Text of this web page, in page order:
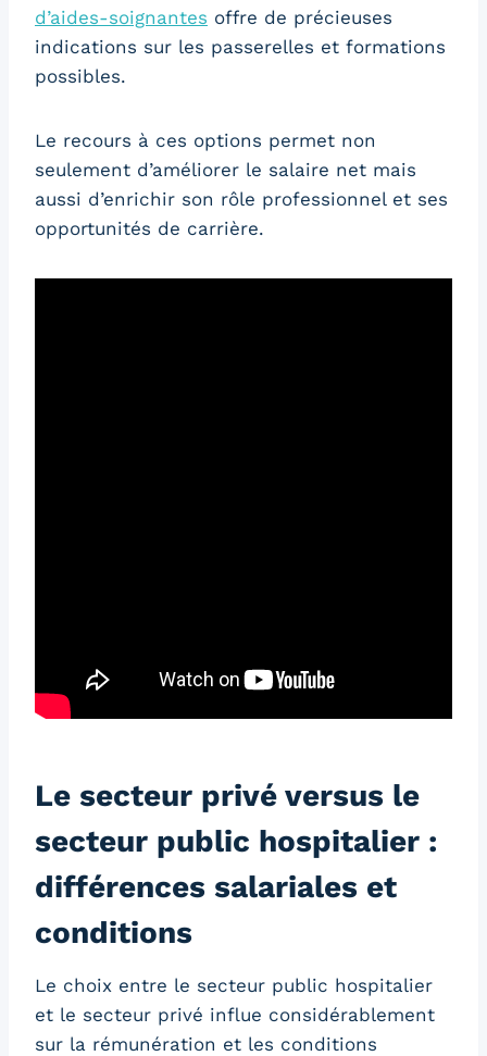
d’aides-soignantes offre de précieuses
indications sur les passerelles et formations
possibles.
Le recours à ces options permet non
seulement d’améliorer le salaire net mais
aussi d’enrichir son rôle professionnel et ses
opportunités de carrière.
Le secteur privé versus le
secteur public hospitalier :
différences salariales et
conditions
Le choix entre le secteur public hospitalier
et le secteur privé influe considérablement
sur la rémunération et les conditions